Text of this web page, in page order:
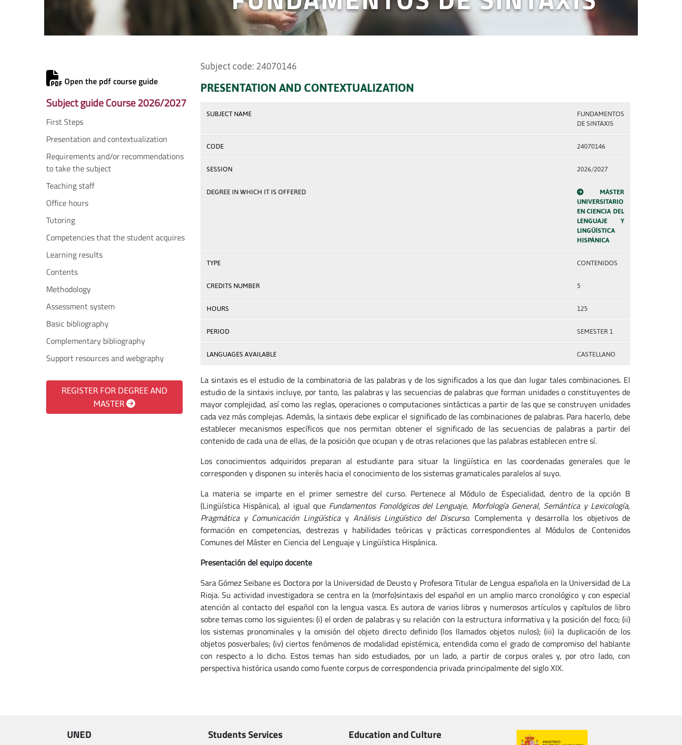
Open the pdf course guide
Subject guide Course 2026/2027
First Steps
Presentation and contextualization
Requirements and/or recommendations
to take the subject
Teaching staff
Office hours
Tutoring
Competencies that the student acquires
Learning results
Contents
Methodology
Assessment system
Basic bibliography
Complementary bibliography
Support resources and webgraphy
REGISTER FOR DEGREE AND
MASTER
Subject code: 24070146
PRESENTATION AND CONTEXTUALIZATION
SUBJECT NAME
FUNDAMENTOS
DE SINTAXIS
CODE 24070146
SESSION 2026/2027
DEGREE IN WHICH IT IS OFFERED
MÁSTER
UNIVERSITARIO
EN CIENCIA DEL
LENGUAJE Y
LINGÜÍSTICA
HISPÁNICA
TYPE CONTENIDOS
CREDITS NUMBER 5
HOURS 125
PERIOD SEMESTER 1
LANGUAGES AVAILABLE CASTELLANO
La sintaxis es el estudio de la combinatoria de las palabras y de los significados a los que dan lugar tales combinaciones. El
estudio de la sintaxis incluye, por tanto, las palabras y las secuencias de palabras que forman unidades o constituyentes de
mayor complejidad, así como las reglas, operaciones o computaciones sintácticas a partir de las que se construyen unidades
cada vez más complejas. Además, la sintaxis debe explicar el significado de las combinaciones de palabras. Para hacerlo, debe
establecer mecanismos específicos que nos permitan obtener el significado de las secuencias de palabras a partir del
contenido de cada una de ellas, de la posición que ocupan y de otras relaciones que las palabras establecen entre sí.
Los conocimientos adquiridos preparan al estudiante para situar la lingüística en las coordenadas generales que le
corresponden y disponen su interés hacia el conocimiento de los sistemas gramaticales paralelos al suyo.
La materia se imparte en el primer semestre del curso. Pertenece al Módulo de Especialidad, dentro de la opción B
(Lingüística Hispánica), al igual queFundamentos Fonológicos del Lenguaje, Morfología General, Semántica y Lexicología,
Pragmática y Comunicación LingüísticayAnálisis Lingüístico del Discurso. Complementa y desarrolla los objetivos de
formación en competencias, destrezas y habilidades teóricas y prácticas correspondientes al Módulos de Contenidos
Comunes del Máster en Ciencia del Lenguaje y Lingüística Hispánica.
Presentación del equipo docente
Sara Gómez Seibane es Doctora por la Universidad de Deusto y Profesora Titular de Lengua española en la Universidad de La
Rioja. Su actividad investigadora se centra en la (morfo)sintaxis del español en un amplio marco cronológico y con especial
atención al contacto del español con la lengua vasca. Es autora de varios libros y numerosos artículos y capítulos de libro
sobre temas como los siguientes: (i) el orden de palabras y su relación con la estructura informativa y la posición del foco; (ii)
los sistemas pronominales y la omisión del objeto directo definido (los llamados objetos nulos); (iii) la duplicación de los
objetos posverbales; (iv) ciertos fenómenos de modalidad epistémica, entendida como el grado de compromiso del hablante
con respecto a lo dicho. Estos temas han sido estudiados, por un lado, a partir de corpus orales y, por otro lado, con
perspectiva histórica usando como fuente corpus de correspondencia privada principalmente del siglo XIX.
UNED Students Services Education and Culture